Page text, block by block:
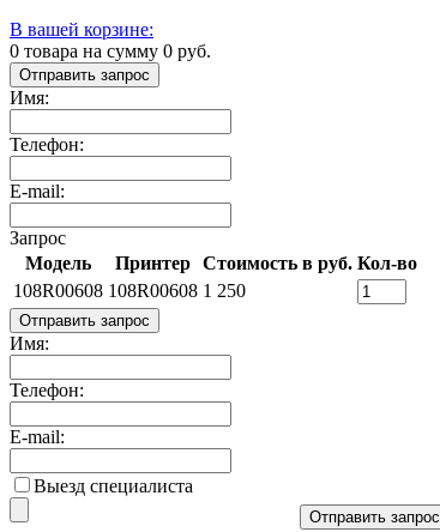
В вашей корзине:
0 товара на сумму 0 руб.
Отправить запрос
Имя:
Телефон:
E-mail:
Запрос
Модель
Принтер Стоимость в руб. Кол-во
108R00608 108R00608 1 250
Отправить запрос
Имя:
Телефон:
E-mail:
Выезд специалиста
Отправить запрос